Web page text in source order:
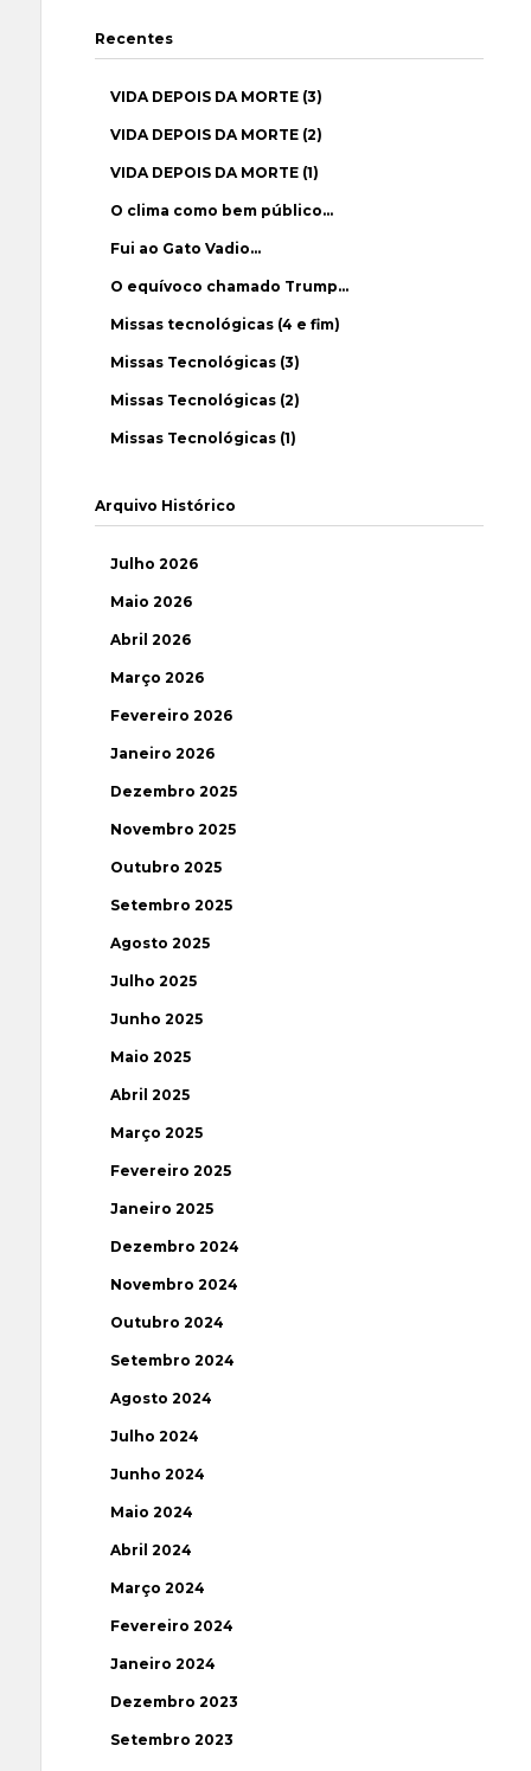
Recentes
VIDA DEPOIS DA MORTE (3)
VIDA DEPOIS DA MORTE (2)
VIDA DEPOIS DA MORTE (1)
O clima como bem público…
Fui ao Gato Vadio…
O equívoco chamado Trump…
Missas tecnológicas (4 e fim)
Missas Tecnológicas (3)
Missas Tecnológicas (2)
Missas Tecnológicas (1)
Arquivo Histórico
Julho 2026
Maio 2026
Abril 2026
Março 2026
Fevereiro 2026
Janeiro 2026
Dezembro 2025
Novembro 2025
Outubro 2025
Setembro 2025
Agosto 2025
Julho 2025
Junho 2025
Maio 2025
Abril 2025
Março 2025
Fevereiro 2025
Janeiro 2025
Dezembro 2024
Novembro 2024
Outubro 2024
Setembro 2024
Agosto 2024
Julho 2024
Junho 2024
Maio 2024
Abril 2024
Março 2024
Fevereiro 2024
Janeiro 2024
Dezembro 2023
Setembro 2023